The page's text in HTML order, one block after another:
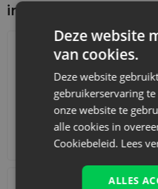
interesseren
Adventskalenders
Deze website
van cookies.
Deze website
gebruikerservaring
onze website te
alle cookies in
Cookiebeleid. Lees
ALLES